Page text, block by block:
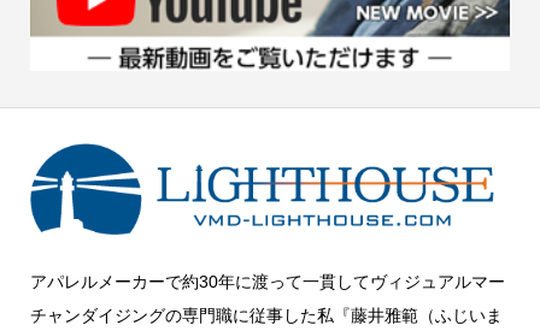
アパレルメーカーで約30年に渡って一貫してヴィジュアルマー
チャンダイジングの専門職に従事した私『藤井雅範（ふじいま